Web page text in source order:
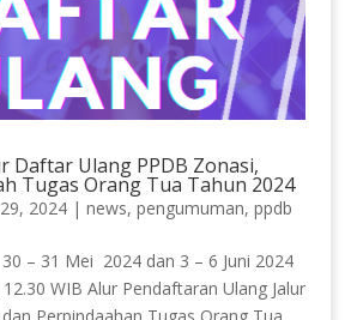
Daftar Ulang PPDB Zonasi,
Tugas Orang Tua Tahun 2024
2024| news, pengumuman, ppdb
– 31 Mei 2024 dan 3 – 6 Juni 2024
12.30 WIB Alur Pendaftaran Ulang Jalur
Perpindaahan Tugas Orang Tua